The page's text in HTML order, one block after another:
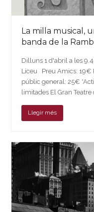
La milla musical,
banda de la
Dilluns 1 d'abril a les
Liceu Preu Amics: 19€
públic general: 25€
limitades El Gran Teatre
Llegir més